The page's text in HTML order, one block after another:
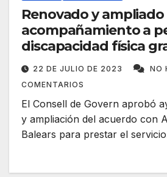
Renovado y ampliado
acompañamiento a
discapacidad física
22 DE JULIO DE 2023
NO
COMENTARIOS
El Consell de Govern aprobó
y ampliación del acuerdo con
Balears para prestar el